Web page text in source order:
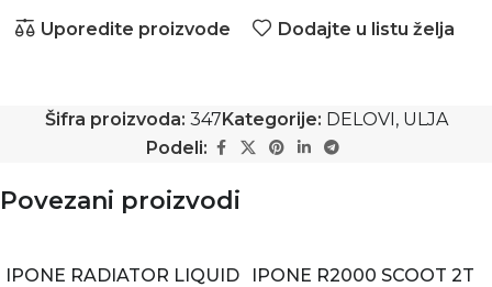
Uporedite proizvode Dodajte u listu želja
Šifra proizvoda: 347Kategorije: DELOVI, ULJA
Podeli:
Povezani proizvodi
IPONE RADIATOR LIQUID
IPONE R2000 SCOOT 2T